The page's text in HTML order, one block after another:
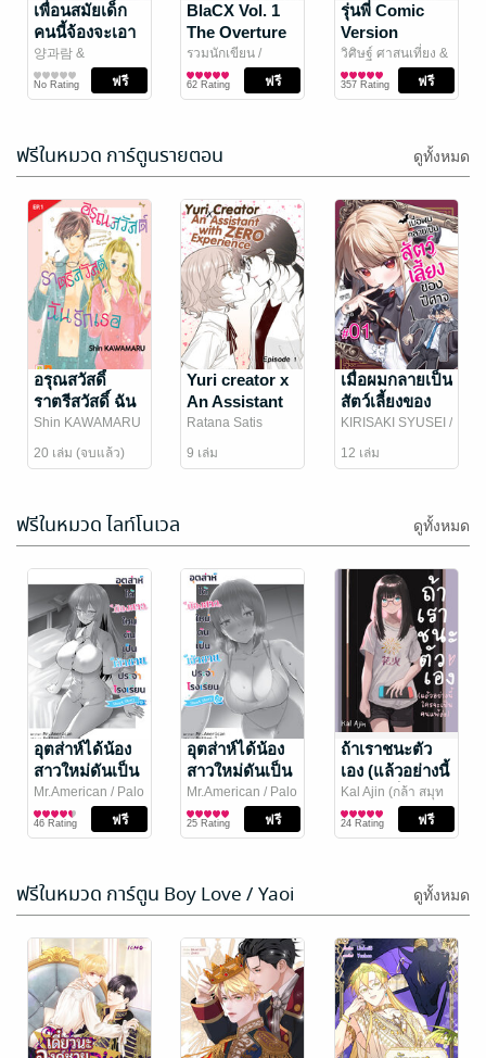
KANDA
WANGDEE/
Bongkoch
Publishing
การ์ตูนผู้หญิง
54 Rating
เพื่อนสมัยเด็ก
คนนี้จ้องจะเอา
ชีวิตฉัน เล่ม 1
양과람 &
inahoyonemura/
สำนักพิมพ์ Siam
การ์ตูนทั่วไป
No Rating
BlaCX Vol. 1
The Overture
รวมนักเขียน /
Punica Comic
การ์ตูนทั่วไป
62 Rating
รุ่นพี่ Comic
Version
วิศิษฐ์ ศาสนเที่ยง &
Black Tohfu
Punica Comic
การ์ตูนทั่วไป
357 Rating
เจ้านายของฉัน
ไม่กัดคนค่ะ!
001
COMET/Park
JiEun/FANTAMANI
/ NETCOMICS
การ์ตูนทั่วไป
9 Rating
ความปรารถนา
ที่ไม่อาจหักห้าม
ใจ 001
Bagatel, EYE / INO
/ Hanyoung
Hwang /
การ์ตูนทั่วไป
3 Rating
ฟรีในหมวด การ์ตูนรายตอน ดูทั้งหมด
อรุณสวัสดิ์
ราตรีสวัสดิ์ ฉัน
รักเธอ ตอน 1
Shin KAWAMARU
Publishing
20 เล่ม (จบแล้ว)
Yuri creator x
An Assistant
with Zero
experience -
EP 1
Ratana Satis
9 เล่ม
เมื่อผมกลายเป็น
สัตว์เลี้ยงของ
ปีศาจ (เล่ม1)
ตอนที่ 1
KIRISAKI SYUSEI /
12 เล่ม
Backpack
Girls แบ็คแพ็ค
เกิร์ล ตอนที่ 1
Pla
12 เล่ม
GTO
PARADISE
LOST -EP 1
TORU FUJISAWA
Vibulkij Publishing
133 เล่ม
ฟรีในหมวด ไลท์โนเวล ดูทั้งหมด
อุตส่าห์ได้น้อง
สาวใหม่ดันเป็น
เจ้าชายประจำ
โรงเรียน Short
Story
Mr.American / Palo
Publishing (พะโล้
สำนักพิมพ์)
ไลท์โนเวล
46 Rating
อุตส่าห์ได้น้อง
สาวใหม่ดันเป็น
เจ้าชายประจำ
โรงเรียน Short
Story 2
Mr.American / Palo
Publishing (พะโล้
สำนักพิมพ์)
ไลท์โนเวล
25 Rating
ถ้าเราชนะตัว
เอง (แล้วอย่างนี้
ใครจะเป็นคน
แพ้ล่ะ)
Kal Ajin (กล้า สมุท
วณิช)/ สำนักพิมพ์
คมบาง
ไลท์โนเวล
24 Rating
ฟรีในหมวด การ์ตูน Boy Love / Yaoi ดูทั้งหมด